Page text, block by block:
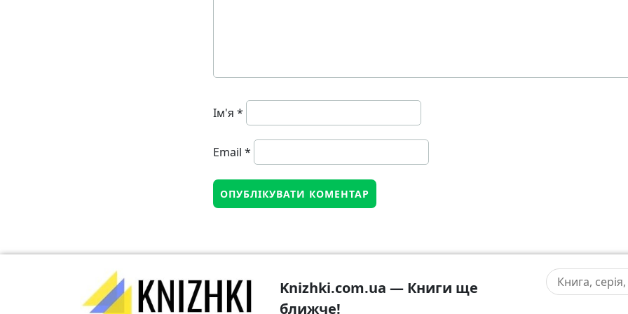
Ім'я *
Email *
Knizhki.com.ua — Книги ще
ближче!